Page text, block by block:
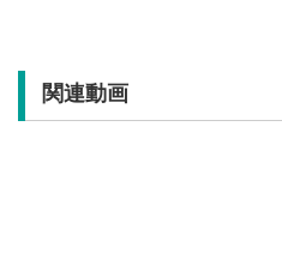
関連動画